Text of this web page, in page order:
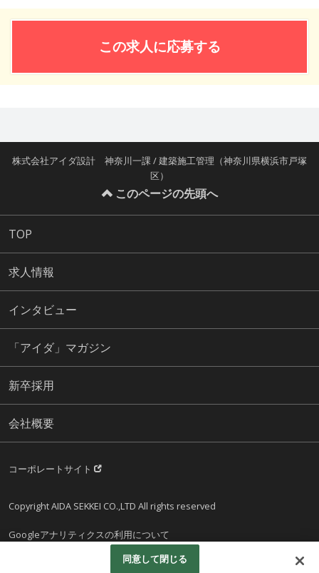
この求人に応募する
株式会社アイダ設計 神奈川一課 / 建築施工管理（神奈川県横浜市戸塚
区）
このページの先頭へ
TOP
求人情報
インタビュー
「アイダ」マガジン
新卒採用
会社概要
コーポレートサイト
Copyright AIDA SEKKEI CO.,LTD All rights reserved
Googleアナリティクスの利用について
同意して閉じる